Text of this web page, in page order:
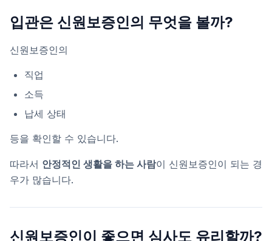
입관은 신원보증인의 무엇을 볼까?
신원보증인의
직업
소득
납세 상태
등을 확인할 수 있습니다.
따라서 안정적인 생활을 하는 사람이 신원보증인이 되는 경
우가 많습니다.
신원보증인이 좋으면 심사도 유리할까?